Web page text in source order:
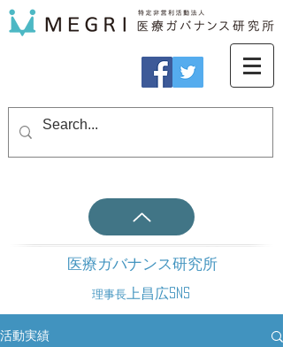
医療ガバナンス研究所
理事長 上昌広SNS
活動実績